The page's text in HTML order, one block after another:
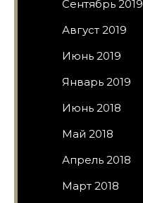
Сентябрь 2019
Август 2019
Июнь 2019
Январь 2019
Июнь 2018
Май 2018
Апрель 2018
Март 2018